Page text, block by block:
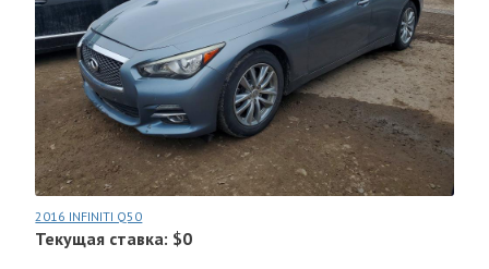
2016 INFINITI Q50
Текущая ставка: $0